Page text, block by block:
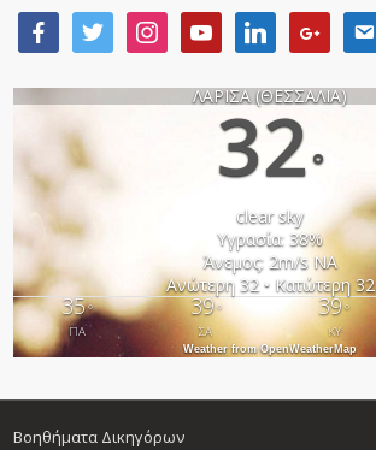
ΛΑΡΙΣΑ (ΘΕΣΣΑΛΙΑ)
32°
clear sky
Υγρασία: 38%
Άνεμος: 2m/s ΝΑ
Ανώτερη 32 • Κατώτερη 32
35°
ΠΑ
39°
ΣΑ
39°
ΚΥ
Weather from OpenWeatherMap
Βοηθήματα Δικηγόρων